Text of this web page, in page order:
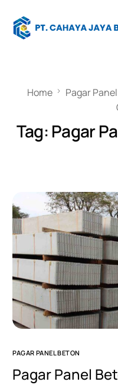
Home Pagar
Tag: Pagar
PAGAR PANEL BETON
Pagar Panel